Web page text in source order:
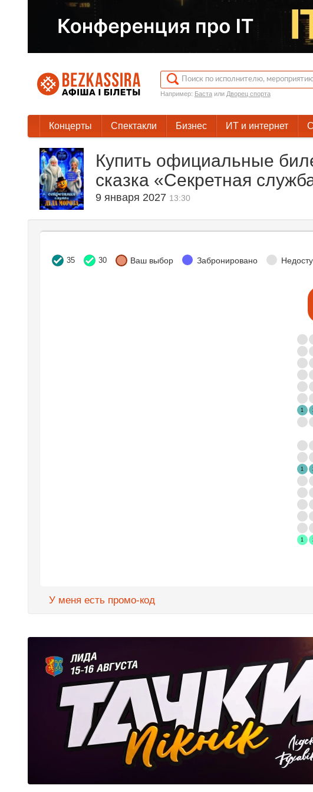
Например: Бастаили Дворец спорта
Концерты Спектакли Бизнес ИТ и интернет
Купить официальные
сказка «Секретная
9 января 2027 13:30
35 30 Ваш выбор Забронировано
1
1
1
У меня есть промо-код